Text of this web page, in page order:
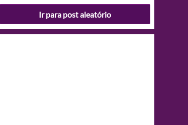
Ir para post aleatório